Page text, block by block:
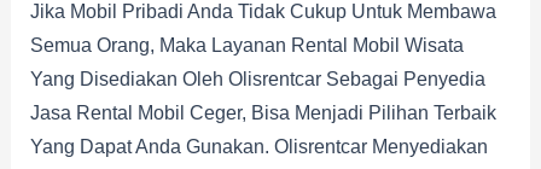
Jika Mobil Pribadi Anda Tidak Cukup Untuk Membawa
Semua Orang, Maka Layanan Rental Mobil Wisata
Yang Disediakan Oleh Olisrentcar Sebagai Penyedia
Jasa Rental Mobil Ceger, Bisa Menjadi Pilihan Terbaik
Yang Dapat Anda Gunakan. Olisrentcar Menyediakan